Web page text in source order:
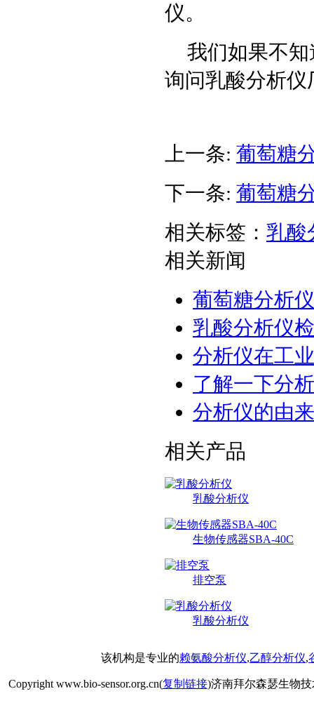
仪。
我们如果不
询问乳酸分析
上一条: 葡萄糖
下一条: 葡萄糖
相关标签： 乳酸
相关新闻
葡萄糖分析
乳酸分析仪
分析仪在工
了解一下分
分析仪的由
相关产品
乳酸分析仪
生物传感器SBA-40C
排空泵
乳酸分析仪
该机构是专业的赖氨酸分析仪,乙醇分析仪,
Copyright www.bio-sensor.org.cn(复制链接)济南拜尔森瑟生物